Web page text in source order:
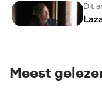
Dit
Lazarus staat op
Meest